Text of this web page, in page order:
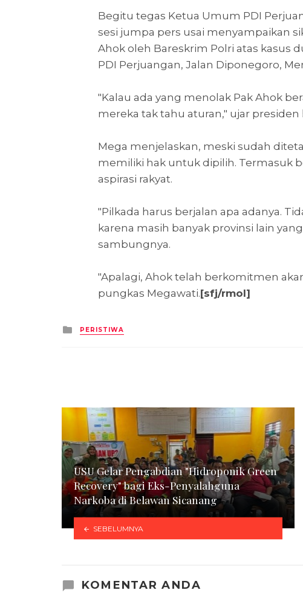
Begitu tegas Ketua Umum PDI
sesi jumpa pers usai menyampaikan
Ahok oleh Bareskrim Polri atas kasus
PDI Perjuangan, Jalan Diponegoro,
"Kalau ada yang menolak Pak Ahok
mereka tak tahu aturan," ujar presiden
Mega menjelaskan, meski sudah
memiliki hak untuk dipilih. Termasuk
aspirasi rakyat.
"Pilkada harus berjalan apa adanya.
karena masih banyak provinsi lain
sambungnya.
"Apalagi, Ahok telah berkomitmen
pungkas Megawati.[sfj/rmol]
Posted
in
PERISTIWA
USU Gelar Pengabdian "Hidroponik Green
Recovery" bagi Eks-Penyalahguna
Narkoba di Belawan Sicanang
SEBELUMNYA
KOMENTAR ANDA